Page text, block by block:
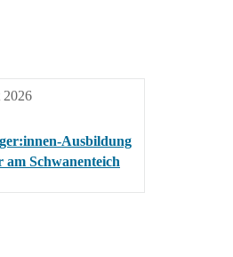
2026
Ausbildung
Schwanenteich